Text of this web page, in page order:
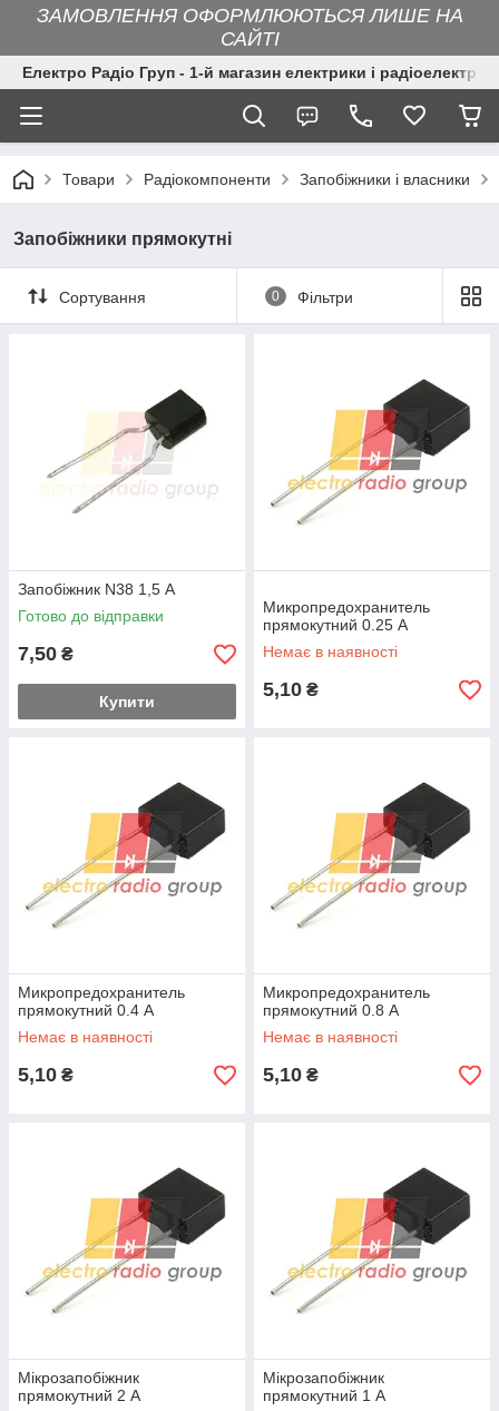
ЗАМОВЛЕННЯ ОФОРМЛЮЮТЬСЯ ЛИШЕ НА
САЙТІ
Електро Радіо Груп - 1-й магазин електрики і
Товари Радіокомпоненти Запобіжники і власники
Запобіжники прямокутні
Сортування 0 Фільтри
Запобіжник N38 1,5 Α
Готово до відправки
7,50 ₴
Купити
Микропредохранитель
прямокутний 0.25 А
Немає в наявності
5,10 ₴
Микропредохранитель
прямокутний 0.4 А
Немає в наявності
5,10 ₴
Микропредохранитель
прямокутний 0.8 А
Немає в наявності
5,10 ₴
Мікрозапобіжник
прямокутний 2 А
Мікрозапобіжник
прямокутний 1 А